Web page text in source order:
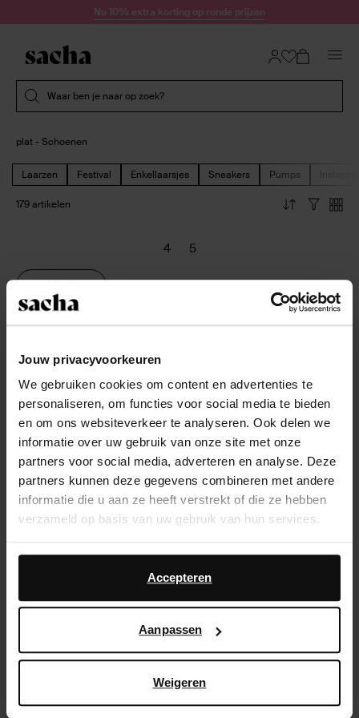
Jouw privacyvoorkeuren
We gebruiken cookies om content en advertenties te
personaliseren, om functies voor social media te bieden
en om ons websiteverkeer te analyseren. Ook delen we
informatie over uw gebruik van onze site met onze
partners voor social media, adverteren en analyse. Deze
partners kunnen deze gegevens combineren met andere
informatie die u aan ze heeft verstrekt of die ze hebben
verzameld op basis van uw gebruik van hun services.
Daarnaast werken wij samen met Google voor
advertentie- en meetdoeleinden. Meer informatie over
hoe Google uw persoonsgegevens gebruikt, vindt u op
Accepteren
Aanpassen
Weigeren
Doorgaan naar artikelNu 10% extra korting op ronde prijzen
Waar ben je naar op zoek?
plat - Schoenen
Laarzen Festival Enkellaarsjes Sneakers Pumps
179 artikelen
Vorige
Vorige
4
Vorige
5
Over Sacha
Klantenservice
Verzending & levering
Ruilen & retourneren
BE | Nederlands